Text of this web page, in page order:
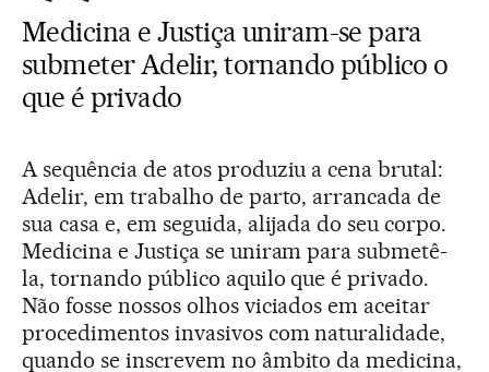
Medicina e Justiça uniram-se para
submeter Adelir, tornando público o
que é privado
A sequência de atos produziu a cena brutal:
Adelir, em trabalho de parto, arrancada de
sua casa e, em seguida, alijada do seu corpo.
Medicina e Justiça se uniram para submetê-
la, tornando público aquilo que é privado.
Não fosse nossos olhos viciados em aceitar
procedimentos invasivos com naturalidade,
quando se inscrevem no âmbito da medicina,